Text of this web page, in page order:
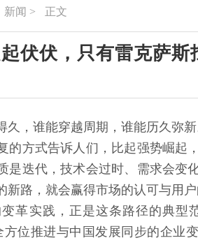
新闻 > 正文
伏伏，只有雷克萨斯
，谁能穿越周期，谁能历久弥新
的方式告诉人们，比起强势崛起
是迭代，技术会过时、需求会变
路，就会赢得市场的认可与用户
革实践，正是这条路径的典型
方位推进与中国发展同步的企业